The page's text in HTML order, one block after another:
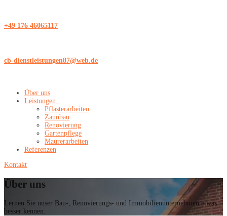
+49 176 46065117
cb-dienstleistungen87@web.de
Über uns
Leistungen
Pflasterarbeiten
Zaunbau
Renovierung
Gartenpflege
Maurerarbeiten
Referenzen
Kontakt
Über uns
Lernen Sie unser Bau-, Renovierungs- und Immobilienunternehmen etwas
besser kennen.